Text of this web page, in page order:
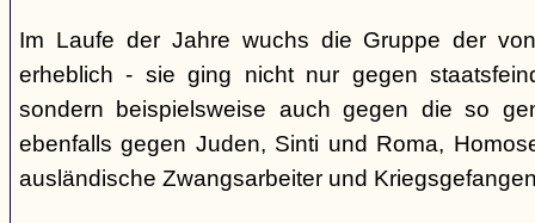
Im Laufe der Jahre wuchs die Gruppe der
erheblich - sie ging nicht nur gegen
sondern beispielsweise auch gegen die so
ebenfalls gegen Juden, Sinti und Roma,
ausländische Zwangsarbeiter und